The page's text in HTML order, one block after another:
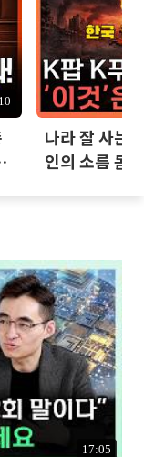
나라 잘 사는
인의 소름 돋
17:05